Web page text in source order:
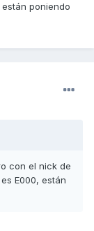
poniendo
con el nick de
E000, están